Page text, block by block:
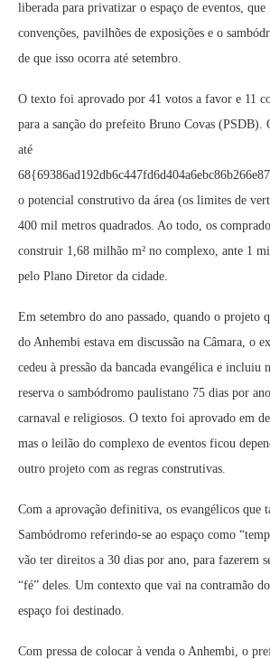
liberada para privatizar o espaço de eventos,
convenções, pavilhões de exposições e o
de que isso ocorra até setembro.
O texto foi aprovado por 41 votos a favor e 11
para a sanção do prefeito Bruno Covas (PSDB).
até
o potencial construtivo da área (os limites de
400 mil metros quadrados. Ao todo, os
construir 1,68 milhão m² no complexo, ante 1
pelo Plano Diretor da cidade.
Em setembro do ano passado, quando o projeto
do Anhembi estava em discussão na Câmara, o
cedeu à pressão da bancada evangélica e incluiu
reserva o sambódromo paulistano 75 dias por
carnaval e religiosos. O texto foi aprovado em
mas o leilão do complexo de eventos ficou
outro projeto com as regras construtivas.
Com a aprovação definitiva, os evangélicos que
Sambódromo referindo-se ao espaço como
vão ter direitos a 30 dias por ano, para fazerem
“fé” deles. Um contexto que vai na contramão
espaço foi destinado.
Com pressa de colocar à venda o Anhembi, o